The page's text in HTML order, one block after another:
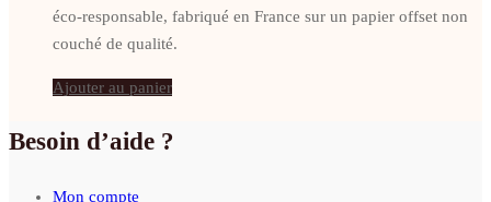
éco-responsable, fabriqué en France sur un papier offset non
couché de qualité.
Ajouter au panier
Besoin d’aide ?
Mon compte